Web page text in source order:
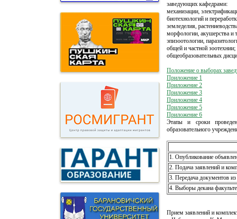
заведующих кафедрами:
механизации,
биотехнологий и
земледелия,
морфологии, акушерства и
эпизоотологии,
общей и частной зоотехнии;
общеобразовательных
Положение о выборах
Приложение 1
Приложение 2
Приложение 3
Приложение 4
Приложение 5
Приложение 6
Этапы и сроки
образовательного
1. Опубликование
2. Подача заявлений и
3. Передача документов
4. Выборы декана
Прием заявлений и